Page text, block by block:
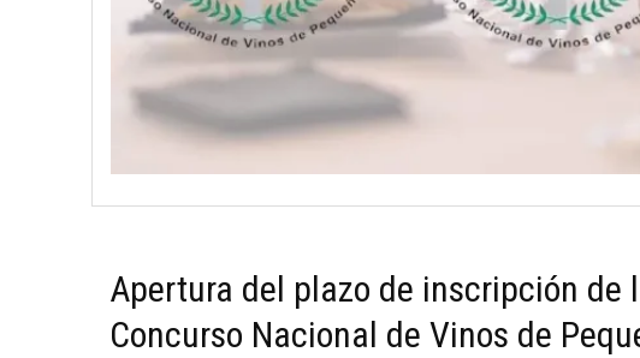
Apertura del plazo de inscripción de
Concurso Nacional de Vinos de